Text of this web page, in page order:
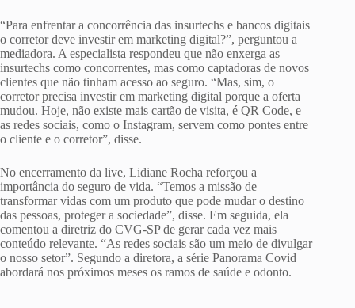
“Para enfrentar a concorrência das insurtechs e bancos digitais
o corretor deve investir em marketing digital?”, perguntou a
mediadora. A especialista respondeu que não enxerga as
insurtechs como concorrentes, mas como captadoras de novos
clientes que não tinham acesso ao seguro. “Mas, sim, o
corretor precisa investir em marketing digital porque a oferta
mudou. Hoje, não existe mais cartão de visita, é QR Code, e
as redes sociais, como o Instagram, servem como pontes entre
o cliente e o corretor”, disse.
No encerramento da live, Lidiane Rocha reforçou a
importância do seguro de vida. “Temos a missão de
transformar vidas com um produto que pode mudar o destino
das pessoas, proteger a sociedade”, disse. Em seguida, ela
comentou a diretriz do CVG-SP de gerar cada vez mais
conteúdo relevante. “As redes sociais são um meio de divulgar
o nosso setor”. Segundo a diretora, a série Panorama Covid
abordará nos próximos meses os ramos de saúde e odonto.